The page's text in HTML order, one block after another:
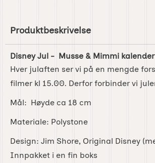
Produktbeskrivelse
Disney Jul - Musse & Mimmi kalender
Hver julaften ser vi på en mengde
filmer kl 15.00. Derfor forbinder vi
Mål: Høyde ca 18 cm
Materiale: Polystone
Design: Jim Shore, Original Disney
Innpakket i en fin boks